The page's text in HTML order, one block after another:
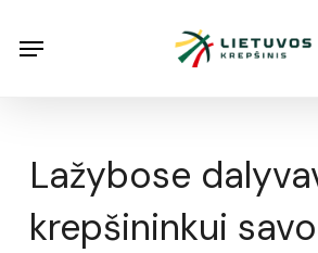
Menu
Lažybose
krepšininkui